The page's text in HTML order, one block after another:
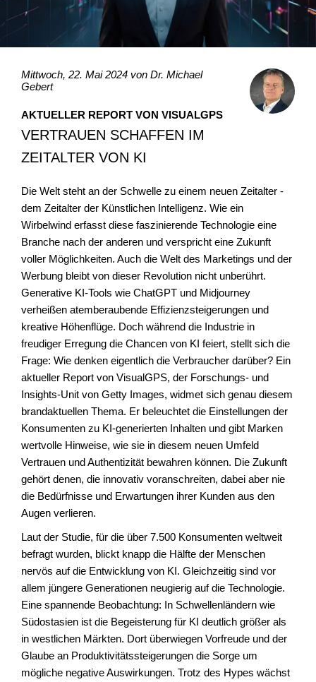
Mittwoch, 22. Mai 2024 von Dr. Michael
Gebert
AKTUELLER REPORT VON VISUALGPS
VERTRAUEN SCHAFFEN IM
ZEITALTER VON KI
Die Welt steht an der Schwelle zu einem neuen Zeitalter -
dem Zeitalter der Künstlichen Intelligenz. Wie ein
Wirbelwind erfasst diese faszinierende Technologie eine
Branche nach der anderen und verspricht eine Zukunft
voller Möglichkeiten. Auch die Welt des Marketings und der
Werbung bleibt von dieser Revolution nicht unberührt.
Generative KI-Tools wie ChatGPT und Midjourney
verheißen atemberaubende Effizienzsteigerungen und
kreative Höhenflüge. Doch während die Industrie in
freudiger Erregung die Chancen von KI feiert, stellt sich die
Frage: Wie denken eigentlich die Verbraucher darüber? Ein
aktueller Report von VisualGPS, der Forschungs- und
Insights-Unit von Getty Images, widmet sich genau diesem
brandaktuellen Thema. Er beleuchtet die Einstellungen der
Konsumenten zu KI-generierten Inhalten und gibt Marken
wertvolle Hinweise, wie sie in diesem neuen Umfeld
Vertrauen und Authentizität bewahren können. Die Zukunft
gehört denen, die innovativ voranschreiten, dabei aber nie
die Bedürfnisse und Erwartungen ihrer Kunden aus den
Augen verlieren.
Laut der Studie, für die über 7.500 Konsumenten weltweit
befragt wurden, blickt knapp die Hälfte der Menschen
nervös auf die Entwicklung von KI. Gleichzeitig sind vor
allem jüngere Generationen neugierig auf die Technologie.
Eine spannende Beobachtung: In Schwellenländern wie
Südostasien ist die Begeisterung für KI deutlich größer als
in westlichen Märkten. Dort überwiegen Vorfreude und der
Glaube an Produktivitätssteigerungen die Sorge um
mögliche negative Auswirkungen. Trotz des Hypes wächst